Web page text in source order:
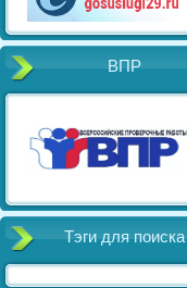
ВПР
Тэги для поиска